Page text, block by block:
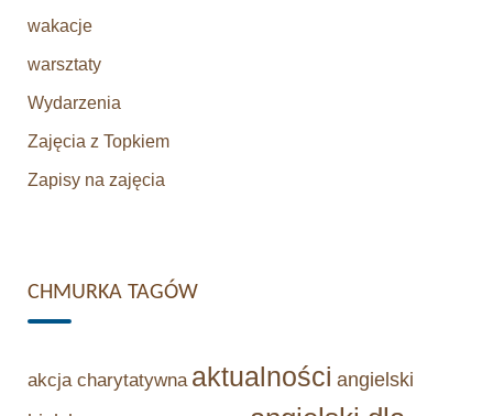
wakacje
warsztaty
Wydarzenia
Zajęcia z Topkiem
Zapisy na zajęcia
CHMURKA TAGÓW
akcja charytatywna aktualności angielski